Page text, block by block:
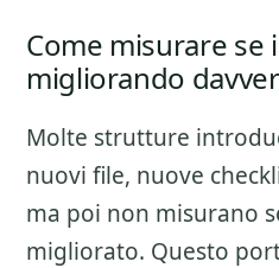
Come misurare se
migliorando
Molte strutture
nuovi file, nuove
ma poi non misurano
migliorato. Questo